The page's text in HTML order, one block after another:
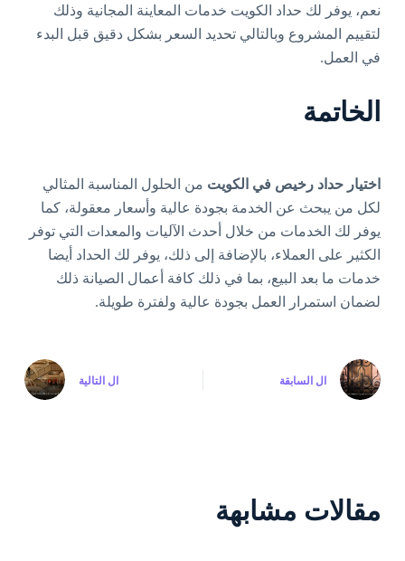
نعم، يوفر لك حداد الكويت خدمات المعاينة المجانية وذلك
لتقييم المشروع وبالتالي تحديد السعر بشكل دقيق قبل البدء
في العمل.
الخاتمة
اختيار حداد رخيص في الكويت من الحلول المناسبة المثالي
لكل من يبحث عن الخدمة بجودة عالية وأسعار معقولة، كما
يوفر لك الخدمات من خلال أحدث الآليات والمعدات التي توفر
الكثير على العملاء، بالإضافة إلى ذلك، يوفر لك الحداد أيضا
خدمات ما بعد البيع، بما في ذلك كافة أعمال الصيانة ذلك
لضمان استمرار العمل بجودة عالية ولفترة طويلة.
ال السابقة ال التالية
مقالات مشابهة